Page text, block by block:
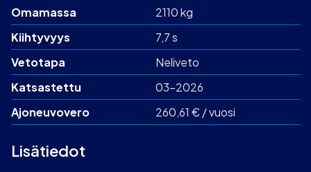
Omamassa
2110 kg
Kiihtyvyys
7,7 s
Vetotapa
Neliveto
Katsastettu
03-2026
Ajoneuvovero
260,61 € / vuosi
Lisätiedot